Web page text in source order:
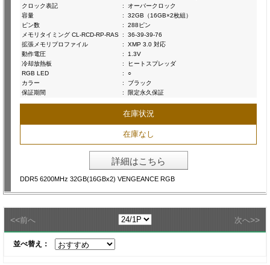
クロック表記
:
オーバークロック
容量
:
32GB（16GB×2枚組）
ピン数
:
288ピン
メモリタイミング CL-RCD-RP-RAS :
36-39-39-76
拡張メモリプロファイル
:
XMP 3.0 対応
動作電圧
:
1.3V
冷却放熱板
:
ヒートスプレッダ
RGB LED
:
○
カラー
:
ブラック
保証期間
: 限定永久保証
在庫状況
在庫なし
詳細はこちら
DDR5 6200MHz 32GB(16GBx2) VENGEANCE RGB
<<前へ 次へ>>
並べ替え：